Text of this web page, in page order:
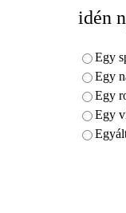
idén
Egy
Egy
Egy
Egy